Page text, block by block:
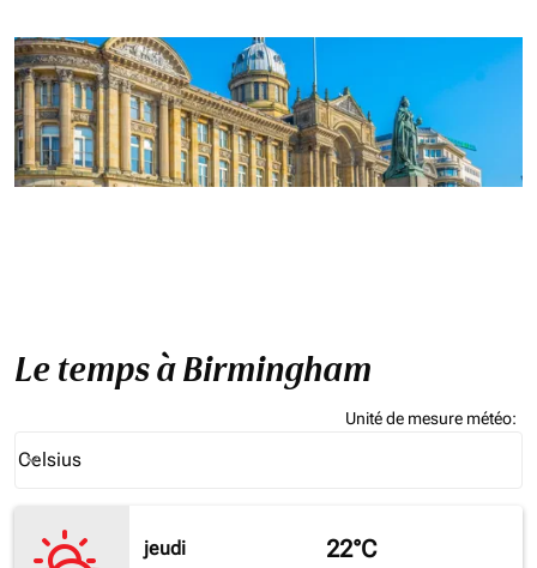
Le temps à Birmingham
Unité de mesure météo:
Celsius
keyboard_arrow_down
jeudi
22°C